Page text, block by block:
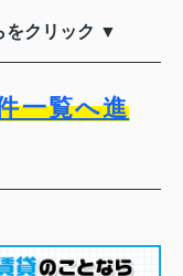
をクリック ▼
一覧へ進